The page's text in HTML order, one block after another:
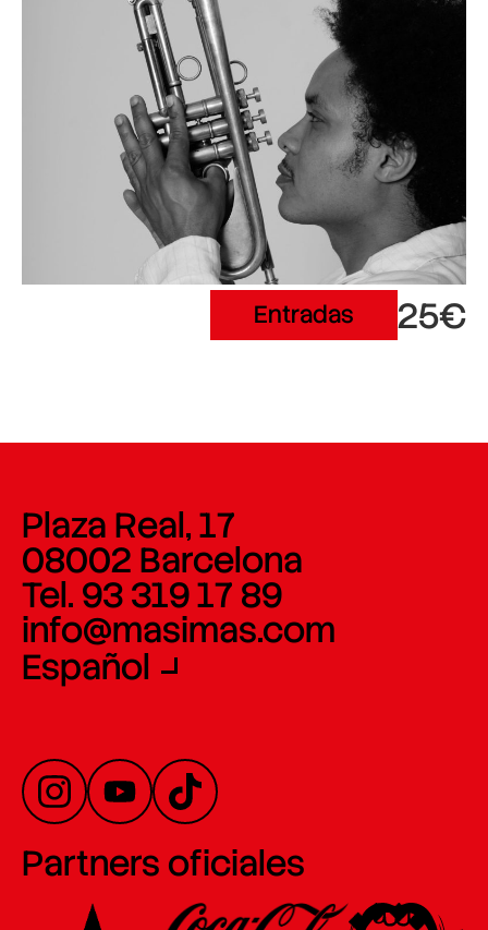
Entradas 25€
Plaza Real, 17
08002 Barcelona
Tel. 93 319 17 89
info@masimas.com
Español
Partners oficiales